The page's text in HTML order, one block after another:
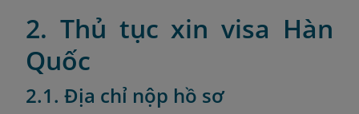
2. Thủ tục xin visa Hàn
Quốc
2.1. Địa chỉ nộp hồ sơ